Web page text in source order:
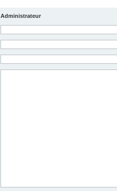
Administrateur